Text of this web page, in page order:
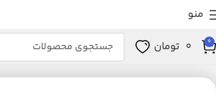
منو
0
0 تومان
خانه زیبایی و سلامت ابزار سلامت تجهیزات پزشکی